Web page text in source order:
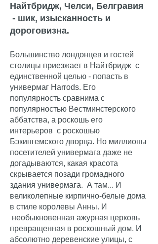
Найтбридж, Челси, Белгравия
- шик, изысканность и
дороговизна.
Большинство лондонцев и гостей
столицы приезжает в Найтбридж с
единственной целью - попасть в
универмаг Harrods. Его
популярность сравнима с
популярностью Вестминстерского
аббатства, а роскошь его
интерьеров с роскошью
Бэкингемского дворца. Но миллионы
посетителей универмага даже не
догадываются, какая красота
скрывается позади громадного
здания универмага. А там... И
великолепные кирпично-белые дома
в стиле королевы Анны. И
необыкновенная ажурная церковь
превращенная в роскошный дом. И
абсолютно деревенские улицы, с